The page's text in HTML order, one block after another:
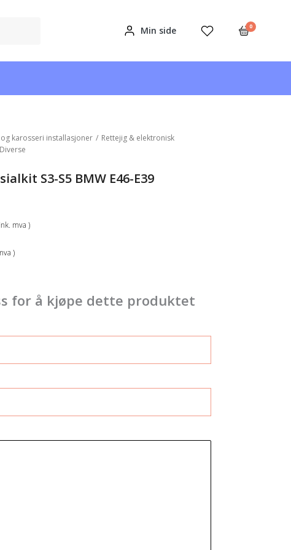
Min side 0
og karosseri installasjoner / Rettejig & elektronisk
Diverse
S3-S5 BMW E46-E39
mva )
for å kjøpe dette produktet
)